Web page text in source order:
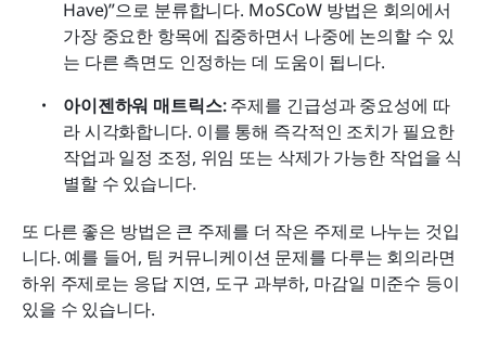
Have)”으로 분류합니다. MoSCoW 방법은 회의에서
가장 중요한 항목에 집중하면서 나중에 논의할 수 있
는 다른 측면도 인정하는 데 도움이 됩니다.
아이젠하워 매트릭스: 주제를 긴급성과 중요성에 따
라 시각화합니다. 이를 통해 즉각적인 조치가 필요한
작업과 일정 조정, 위임 또는 삭제가 가능한 작업을 식
별할 수 있습니다.
또 다른 좋은 방법은 큰 주제를 더 작은 주제로 나누는 것입
니다. 예를 들어, 팀 커뮤니케이션 문제를 다루는 회의라면
하위 주제로는 응답 지연, 도구 과부하, 마감일 미준수 등이
있을 수 있습니다.